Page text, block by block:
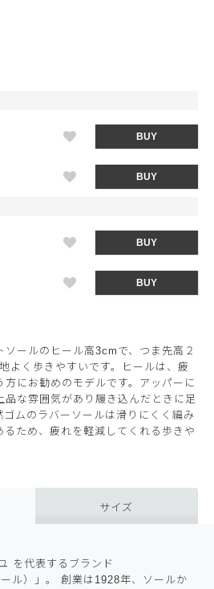
BUY
BUY
BUY
BUY
ソールのヒール高3cmで、つま先高２
よく歩きやすいです。ヒールは、疲
方にお勧めのモデルです。アッパーに
品な雰囲気があり履き込んだときに足
ゴムのラバーソールは滑りにくく編み
ため、疲れを軽減してくれる歩きや
サイズ
を代表するブランド
ル）」。 創業は1928年、ソールか